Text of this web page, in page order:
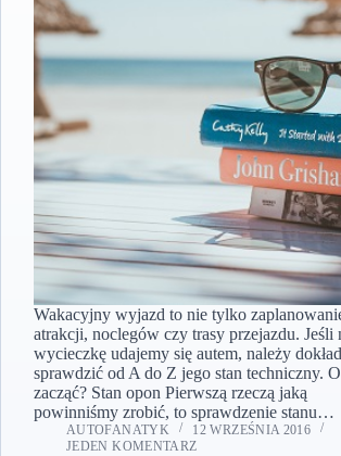
Wakacyjny wyjazd to nie tylko
atrakcji, noclegów czy trasy przejazdu. Jeśli
wycieczkę udajemy się autem, należy
sprawdzić od A do Z jego stan techniczny.
zacząć? Stan opon Pierwszą rzeczą jaką
powinniśmy zrobić, to sprawdzenie stanu…
AUTOFANATYK
12 WRZEŚNIA 2016
JEDEN KOMENTARZ